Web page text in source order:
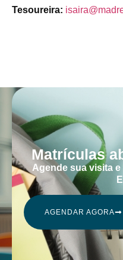
Tesoureira:
Matrículas
Agende sua visita
AGENDAR AGORA